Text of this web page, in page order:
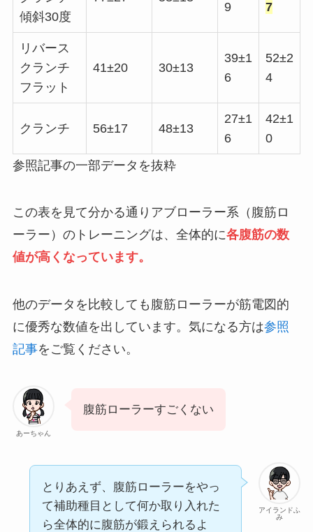
傾斜30度
9
7
リバース
クランチ
フラット
41±20 30±13
39±1
6
52±2
4
クランチ 56±17 48±13
27±1
6
42±1
0
参照記事の一部データを抜粋
この表を見て分かる通りアブローラー系（腹筋ロ
ーラー）のトレーニングは、全体的に各腹筋の数
値が高くなっています。
他のデータを比較しても腹筋ローラーが筋電図的
に優秀な数値を出しています。気になる方は参照
記事をご覧ください。
あーちゃん
腹筋ローラーすごくない
アイランドふ
み
とりあえず、腹筋ローラーをやっ
て補助種目として何か取り入れた
ら全体的に腹筋が鍛えられるよ